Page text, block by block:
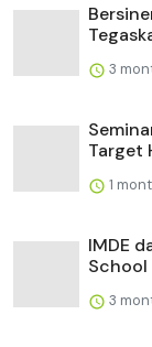
3
Target
1
IMDE
School
3